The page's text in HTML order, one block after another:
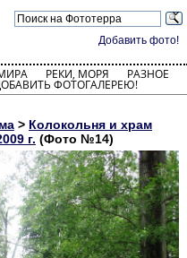
Добавить фото!
РЕКИ, МОРЯ РАЗНОЕ
ФОТОГАЛЕРЕЮ!
> Колокольня и храм
г. (Фото №14)